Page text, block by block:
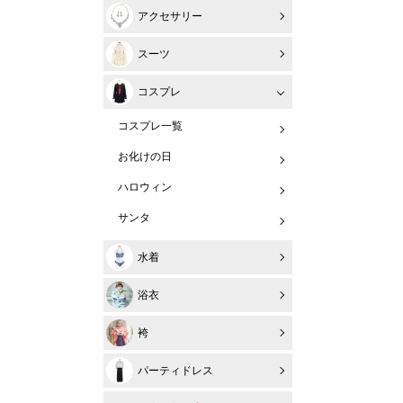
アクセサリー
スーツ
コスプレ
コスプレ一覧
お化けの日
ハロウィン
サンタ
水着
浴衣
袴
パーティドレス